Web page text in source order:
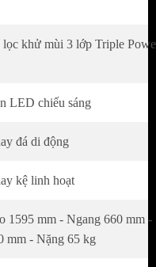
lọc khử mùi 3 lớp Triple
LED chiếu sáng
đá di động
kệ linh hoạt
1595 mm - Ngang 660 mm -
mm - Nặng 65 kg